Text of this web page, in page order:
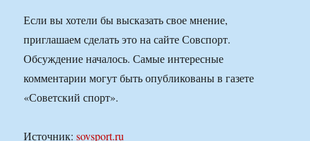
Если вы хотели бы высказать свое мнение,
приглашаем сделать это на сайте Совспорт.
Обсуждение началось. Самые интересные
комментарии могут быть опубликованы в газете
«Советский спорт».
Источник:sovsport.ru